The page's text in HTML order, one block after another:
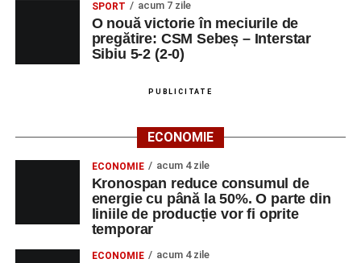
SPORT acum 7 zile
O nouă victorie în meciurile de
pregătire: CSM Sebeș – Interstar
Sibiu 5-2 (2-0)
PUBLICITATE
ECONOMIE
ECONOMIE acum 4 zile
Kronospan reduce consumul de
energie cu până la 50%. O parte din
liniile de producție vor fi oprite
temporar
ECONOMIE acum 4 zile